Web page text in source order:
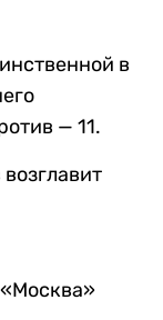
в
— 11.